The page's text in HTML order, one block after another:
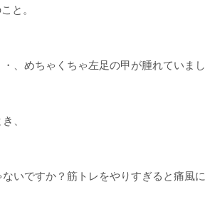
と。
、めちゃくちゃ左足の甲が腫れていまし
、
ないですか？筋トレをやりすぎると痛風